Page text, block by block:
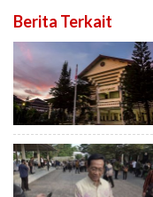
Berita Terkait